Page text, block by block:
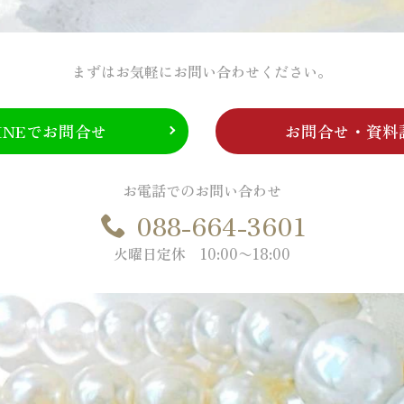
まずはお気軽にお問い合わせください。
でお問合せ お問合せ・資料
お電話でのお問い合わせ
088-664-3601
火曜日定休 10:00〜18:00